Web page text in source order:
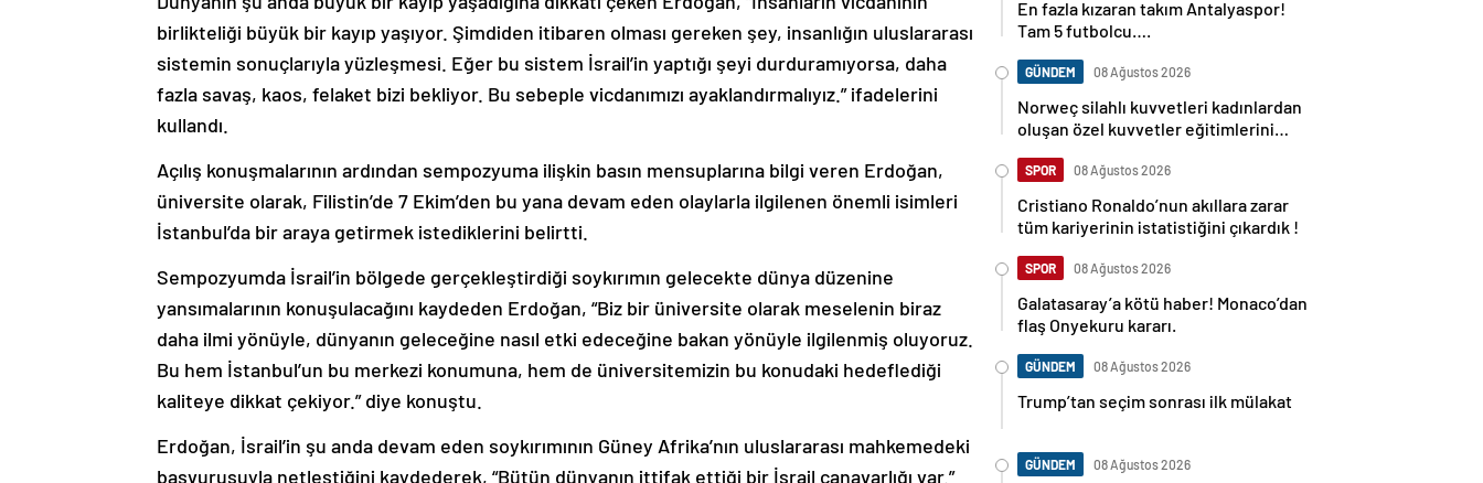
birlikteliği büyük bir kayıp yaşıyor. Şimdiden itibaren olması gereken şey, insanlığın uluslararası
sistemin sonuçlarıyla yüzleşmesi. Eğer bu sistem İsrail’in yaptığı şeyi durduramıyorsa, daha
fazla savaş, kaos, felaket bizi bekliyor. Bu sebeple vicdanımızı ayaklandırmalıyız.” ifadelerini
kullandı.
üniversite olarak, Filistin’de 7 Ekim’den bu yana devam eden olaylarla ilgilenen önemli isimleri
İstanbul’da bir araya getirmek istediklerini belirtti.
yansımalarının konuşulacağını kaydeden Erdoğan, “Biz bir üniversite olarak meselenin biraz
daha ilmi yönüyle, dünyanın geleceğine nasıl etki edeceğine bakan yönüyle ilgilenmiş oluyoruz.
Bu hem İstanbul’un bu merkezi konumuna, hem de üniversitemizin bu konudaki hedeflediği
kaliteye dikkat çekiyor.” diye konuştu.
başvurusuyla netleştiğini kaydederek, “Bütün dünyanın ittifak ettiği bir İsrail canavarlığı var.”
Tam 5 futbolcu….
Norweç silahlı kuvvetleri kadınlardan
oluşan özel kuvvetler eğitimlerini
başlattı.
Cristiano Ronaldo’nun akıllara zarar
tüm kariyerinin istatistiğini çıkardık !
Galatasaray’a kötü haber! Monaco’dan
flaş Onyekuru kararı.
Trump’tan seçim sonrası ilk mülakat